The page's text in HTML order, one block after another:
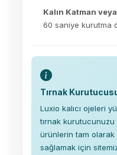
Kalın Katman
60 saniye kurutma
Tırnak
Luxio kalıcı ojeleri
tırnak kurutucunuzu
ürünlerin tam olarak
sağlamak için